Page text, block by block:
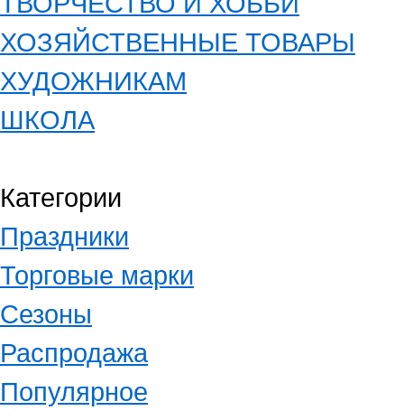
ХОЗЯЙСТВЕННЫЕ ТОВАРЫ
ХУДОЖНИКАМ
ШКОЛА
Категории
Праздники
Торговые марки
Сезоны
Распродажа
Популярное